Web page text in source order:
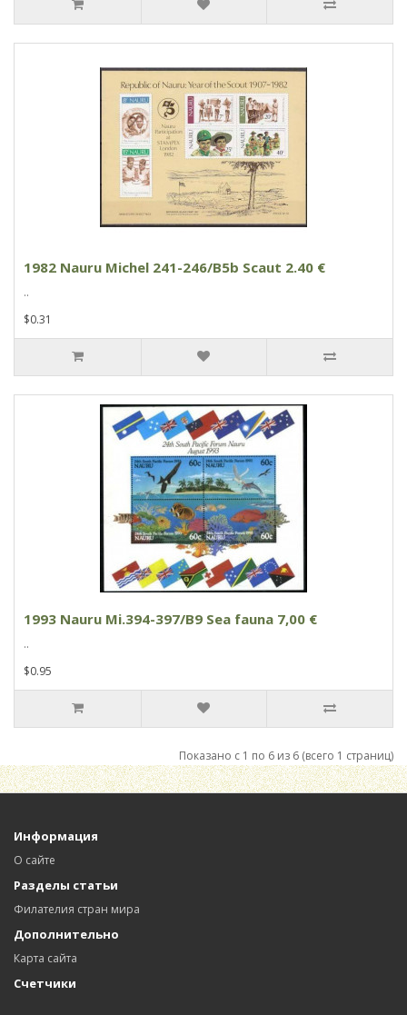
1982 Nauru Michel 241-246/B5b Scaut 2.40 €
..
$0.31
1993 Nauru Mi.394-397/B9 Sea fauna 7,00 €
..
$0.95
Показано с 1 по 6 из 6 (всего 1 страниц)
Информация
О сайте
Разделы статьи
Филателия стран мира
Дополнительно
Карта сайта
Счетчики